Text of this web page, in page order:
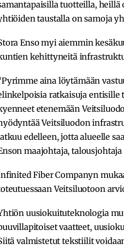
tuotteilla,
taustalla on samoja
Enso myi aiemmin
kehittyneitä
aina löytämään
ratkaisuja entisille
etenemään
Veitsiluodon
edelleen, jotta alueelle
maajohtaja, talousjohtaja
Fiber Companyn
Veitsiluotoon
uusiokuituteknologia
vaatteet,
valmistetut tekstiilit